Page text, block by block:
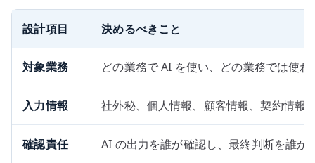
設計項目 決めるべきこと
対象業務 どの業務で AI を使い、どの業務では使わ
入力情報 社外秘、個人情報、顧客情報、契約情報
確認責任 AI の出力を誰が確認し、最終判断を誰が